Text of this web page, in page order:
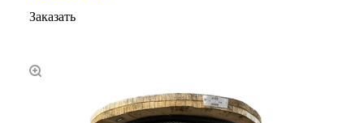
Заказать